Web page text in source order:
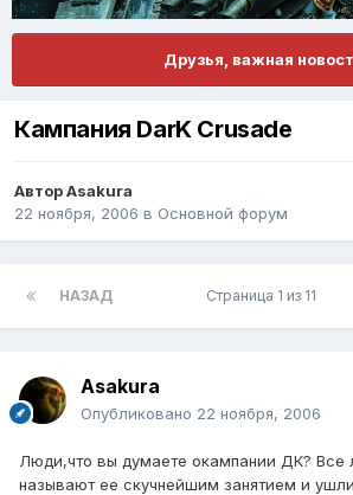
Друзья, важная
Кампания DarK Crusade
АвторAsakura
22 ноября, 2006 в Основной форум
НАЗАД Страница 1 из 11
Asakura
Опубликовано 22 ноября, 2006
Люди,что вы думаете окампании ДК? Все
называют ее скучнейшим занятием и